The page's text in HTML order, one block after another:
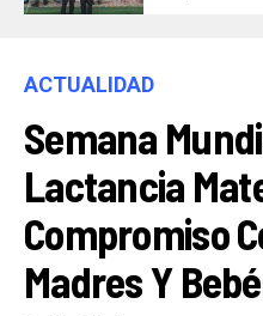
ACTUALIDAD
Semana
Lactancia
Compromiso
Madres Y